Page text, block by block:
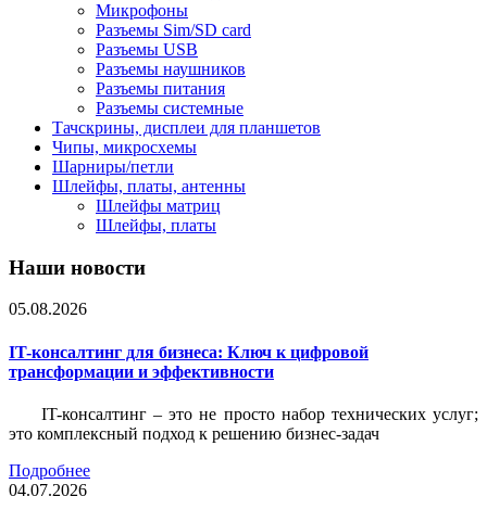
Микрофоны
Разъемы Sim/SD card
Разъемы USB
Разъемы наушников
Разъемы питания
Разъемы системные
Тачскрины, дисплеи для планшетов
Чипы, микросхемы
Шарниры/петли
Шлейфы, платы, антенны
Шлейфы матриц
Шлейфы, платы
Наши новости
05.08.2026
IT-консалтинг для бизнеса: Ключ к цифровой
трансформации и эффективности
IT-консалтинг – это не просто набор технических услуг;
это комплексный подход к решению бизнес-задач
Подробнее
04.07.2026